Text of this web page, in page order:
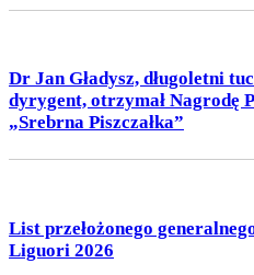
Dr Jan Gładysz, długoletni
dyrygent, otrzymał Nagrodę
„Srebrna Piszczałka”
List przełożonego
Liguori 2026